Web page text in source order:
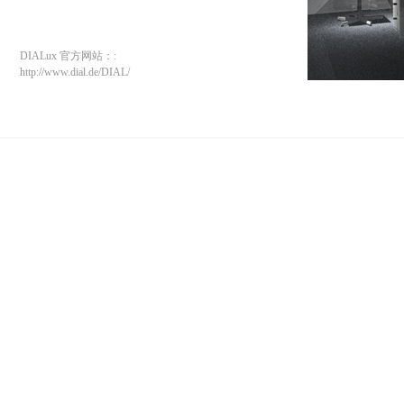
DIALux 官方网站：:
http://www.dial.de/DIAL/